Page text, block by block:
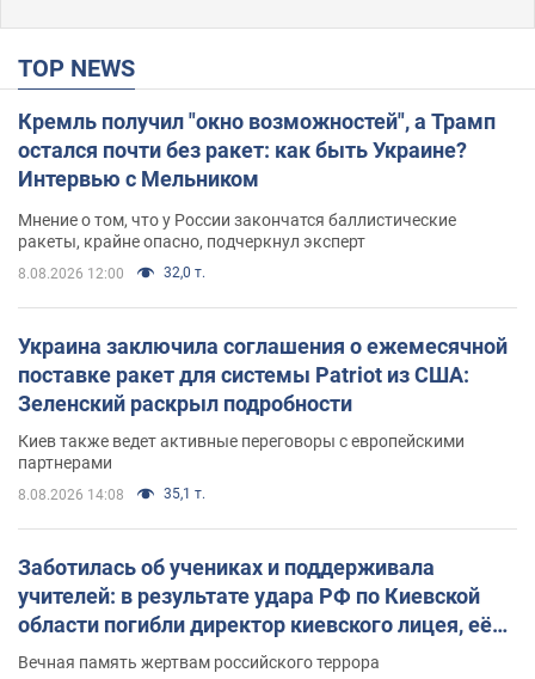
TOP NEWS
Кремль получил "окно возможностей", а Трамп
остался почти без ракет: как быть Украине?
Интервью с Мельником
Мнение о том, что у России закончатся баллистические
ракеты, крайне опасно, подчеркнул эксперт
8.08.2026 12:00 32,0 т.
Украина заключила соглашения о ежемесячной
поставке ракет для системы Patriot из США:
Зеленский раскрыл подробности
Киев также ведет активные переговоры с европейскими
партнерами
8.08.2026 14:08 35,1 т.
Заботилась об учениках и поддерживала
учителей: в результате удара РФ по Киевской
области погибли директор киевского лицея, её
муж и внук
Вечная память жертвам российского террора